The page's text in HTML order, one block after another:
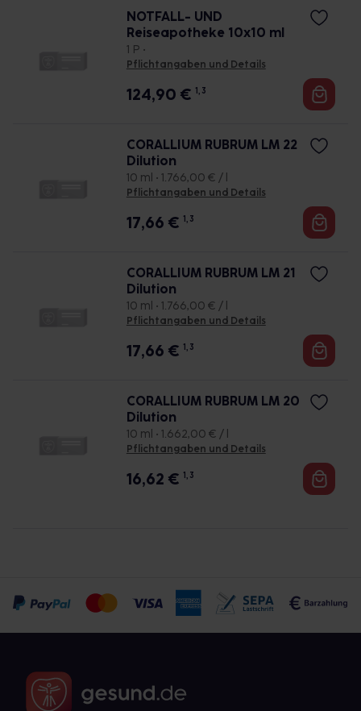
NOTFALL- UND
Reiseapotheke 10x10 ml
1 P •
Pflichtangaben und Details
124,90 € 1, 3
CORALLIUM RUBRUM LM 22
Dilution
10 ml • 1.766,00 € / l
Pflichtangaben und Details
17,66 € 1, 3
CORALLIUM RUBRUM LM 21
Dilution
10 ml • 1.766,00 € / l
Pflichtangaben und Details
17,66 € 1, 3
CORALLIUM RUBRUM LM 20
Dilution
10 ml • 1.662,00 € / l
Pflichtangaben und Details
16,62 € 1, 3